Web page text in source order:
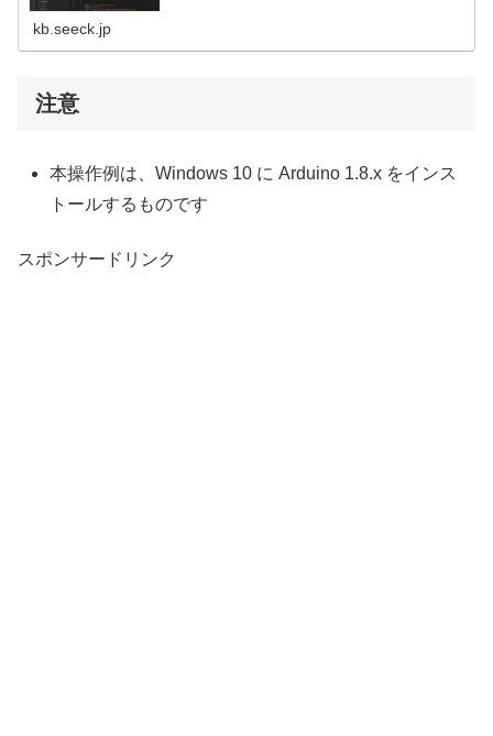
kb.seeck.jp
注意
本操作例は、Windows 10 に Arduino 1.8.x をインス
トールするものです
スポンサードリンク